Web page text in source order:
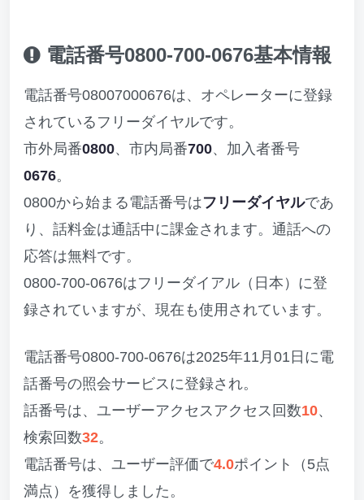
電話番号0800-700-0676基本情報
電話番号08007000676は、オペレーターに登録
されているフリーダイヤルです。
市外局番0800、市内局番700、加入者番号
0676。
0800から始まる電話番号はフリーダイヤルであ
り、話料金は通話中に課金されます。通話への
応答は無料です。
0800-700-0676はフリーダイアル（日本）に登
録されていますが、現在も使用されています。
電話番号0800-700-0676は2025年11月01日に電
話番号の照会サービスに登録され。
話番号は、ユーザーアクセスアクセス回数10、
検索回数32。
電話番号は、ユーザー評価で4.0ポイント（5点
満点）を獲得しました。